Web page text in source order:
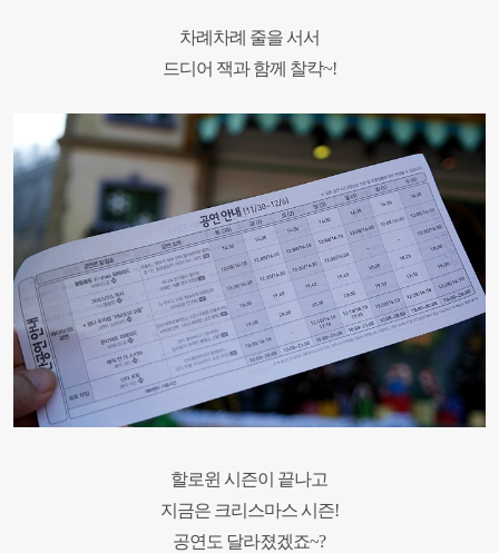
차례차례 줄을 서서
드디어 잭과 함께 찰칵~!
할로윈 시즌이 끝나고
지금은 크리스마스 시즌!
공연도 달라졌겠죠~?